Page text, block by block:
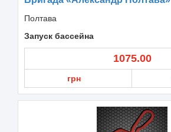
Полтава
Запуск бассейна
1075.00
грн